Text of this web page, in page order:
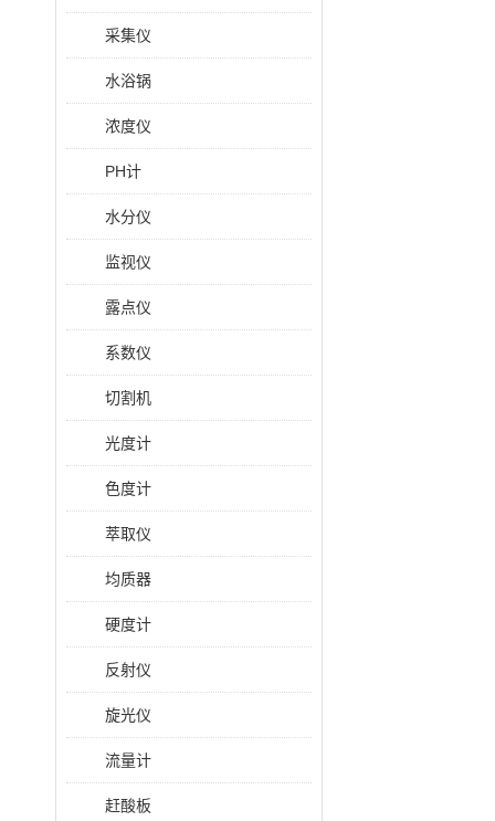
采集仪
水浴锅
浓度仪
PH计
水分仪
监视仪
露点仪
系数仪
切割机
光度计
色度计
萃取仪
均质器
硬度计
反射仪
旋光仪
流量计
赶酸板